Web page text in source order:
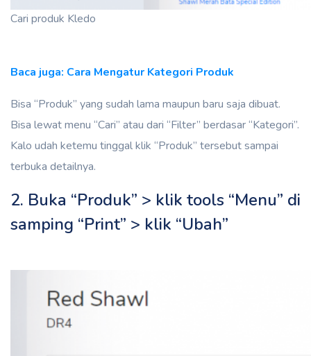
Cari produk Kledo
Baca juga: Cara Mengatur Kategori Produk
Bisa “Produk” yang sudah lama maupun baru saja dibuat.
Bisa lewat menu “Cari” atau dari “Filter” berdasar “Kategori”.
Kalo udah ketemu tinggal klik “Produk” tersebut sampai
terbuka detailnya.
2. Buka “Produk” > klik tools “Menu” di
samping “Print” > klik “Ubah”